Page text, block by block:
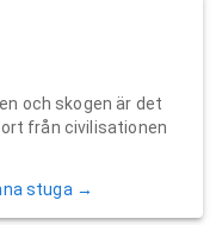
och skogen är det
från civilisationen
stuga →